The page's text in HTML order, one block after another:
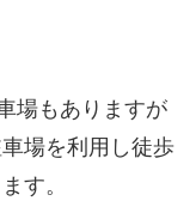
場もありますが
場を利用し徒歩
す。